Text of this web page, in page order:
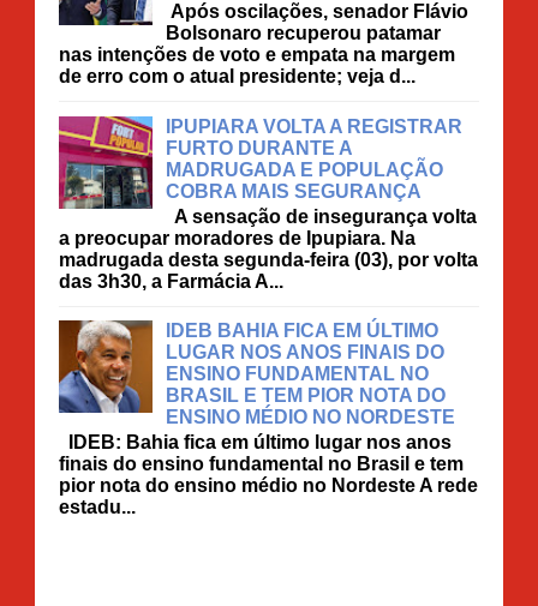
Após oscilações, senador Flávio
Bolsonaro recuperou patamar
nas intenções de voto e empata na margem
de erro com o atual presidente; veja d...
IPUPIARA VOLTA A REGISTRAR
FURTO DURANTE A
MADRUGADA E POPULAÇÃO
COBRA MAIS SEGURANÇA
A sensação de insegurança volta
a preocupar moradores de Ipupiara. Na
madrugada desta segunda-feira (03), por volta
das 3h30, a Farmácia A...
IDEB BAHIA FICA EM ÚLTIMO
LUGAR NOS ANOS FINAIS DO
ENSINO FUNDAMENTAL NO
BRASIL E TEM PIOR NOTA DO
ENSINO MÉDIO NO NORDESTE
IDEB: Bahia fica em último lugar nos anos
finais do ensino fundamental no Brasil e tem
pior nota do ensino médio no Nordeste A rede
estadu...